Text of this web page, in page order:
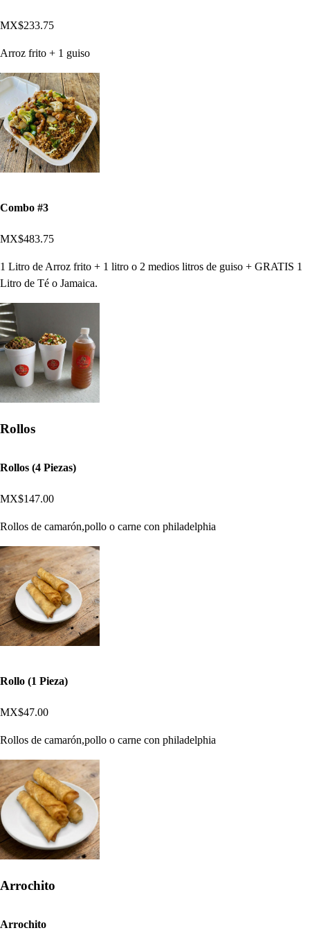
MX$233.75
Arroz frito + 1 guiso
Combo #3
MX$483.75
1 Litro de Arroz frito + 1 litro o 2 medios litros de guiso + GRATIS 1
Litro de Té o Jamaica.
Rollos
Rollos (4 Piezas)
MX$147.00
Rollos de camarón,pollo o carne con philadelphia
Rollo (1 Pieza)
MX$47.00
Rollos de camarón,pollo o carne con philadelphia
Arrochito
Arrochito